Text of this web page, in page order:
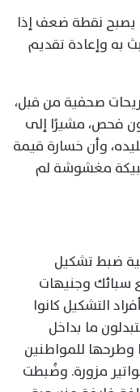
يصبح نقطة ضعف إذا
به وإعادة تقديم
صحفية من قبل،
فحص، مشيرًا إلى
وأن خسارة قيمة
مغشوشة لم
الأمنية ضبط تشكيل
وجنيهات
التشكيل كانوا
ما بداخل
للمواطنين
مزورة. وضُبطت